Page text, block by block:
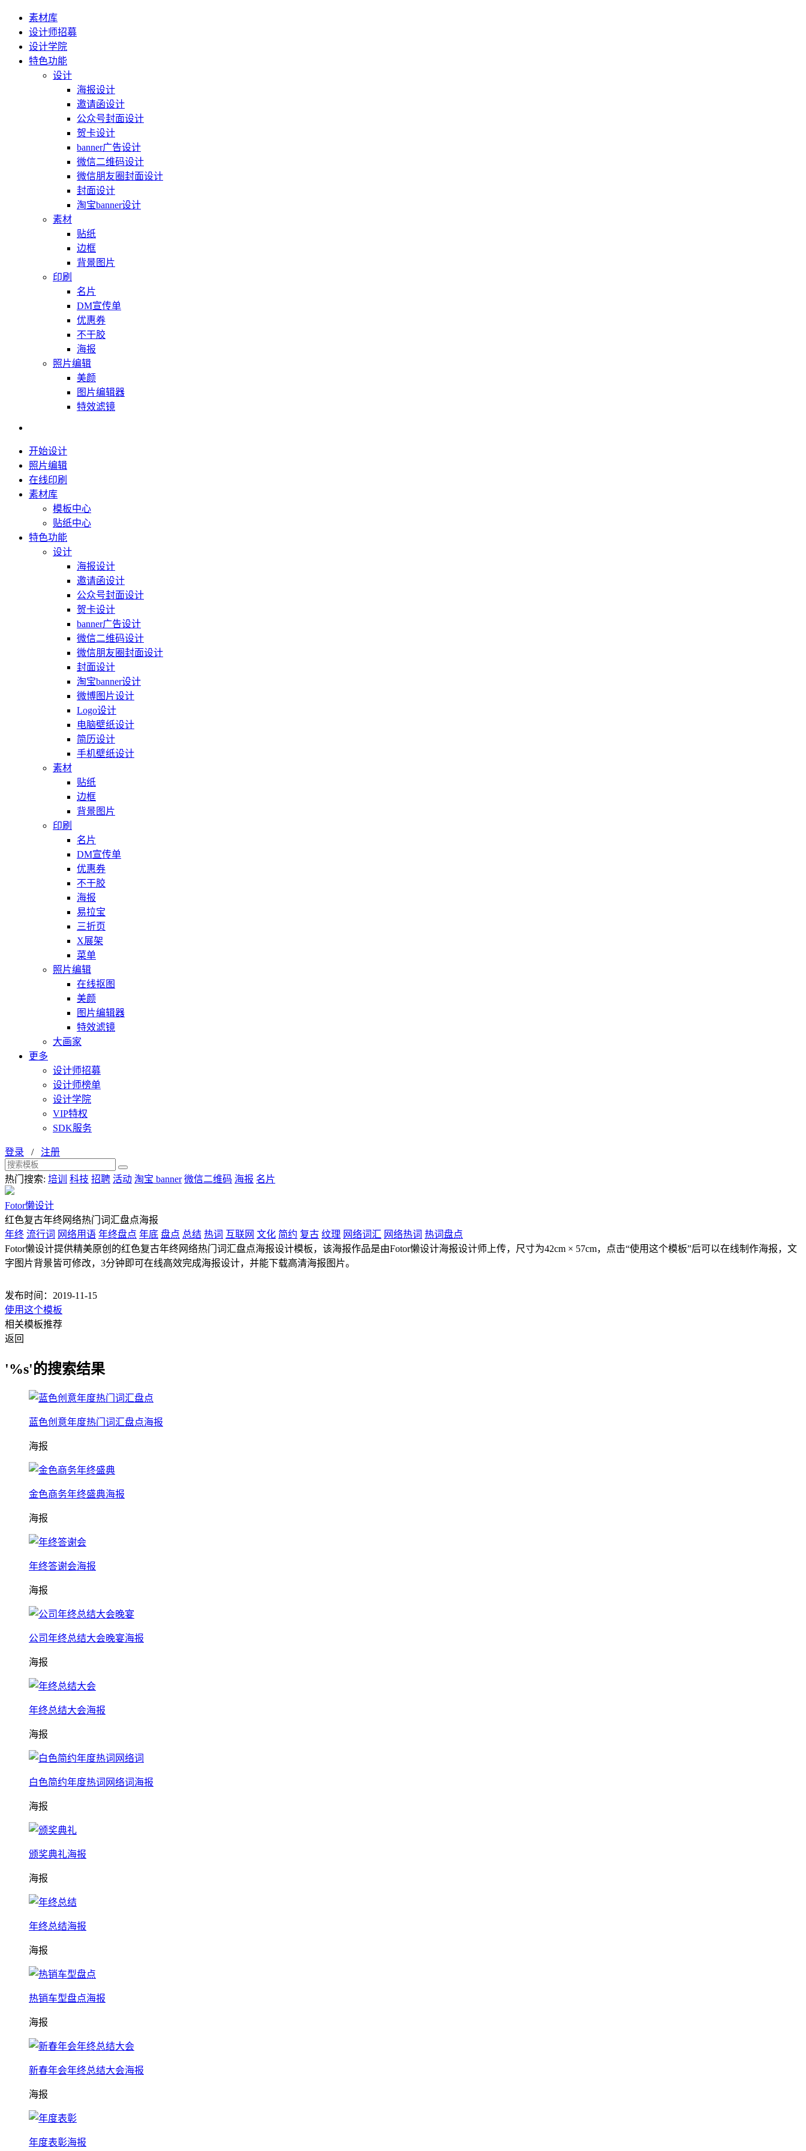
素材库
设计师招募
设计学院
特色功能
设计
海报设计
邀请函设计
公众号封面设计
贺卡设计
banner广告设计
微信二维码设计
微信朋友圈封面设计
封面设计
淘宝banner设计
素材
贴纸
边框
背景图片
印刷
名片
DM宣传单
优惠券
不干胶
海报
照片编辑
美颜
图片编辑器
特效滤镜
开始设计
照片编辑
在线印刷
素材库
模板中心
贴纸中心
特色功能
设计
海报设计
邀请函设计
公众号封面设计
贺卡设计
banner广告设计
微信二维码设计
微信朋友圈封面设计
封面设计
淘宝banner设计
微博图片设计
Logo设计
电脑壁纸设计
简历设计
手机壁纸设计
素材
贴纸
边框
背景图片
印刷
名片
DM宣传单
优惠券
不干胶
海报
易拉宝
三折页
X展架
菜单
照片编辑
在线抠图
美颜
图片编辑器
特效滤镜
大画家
更多
设计师招募
设计师榜单
设计学院
VIP特权
SDK服务
登录 / 注册
热门搜索: 培训 科技 招聘 活动 淘宝 banner 微信二维码 海报 名片
Fotor懒设计
红色复古年终网络热门词汇盘点海报
年终 流行词 网络用语 年终盘点 年底 盘点 总结 热词 互联网 文化 简约 复古 纹理 网络词汇 网络热词 热词盘点
Fotor懒设计提供精美原创的红色复古年终网络热门词汇盘点海报设计模板，该海报作品是由Fotor懒设计海报设计师上传，尺寸为42cm × 57cm，点击“使用这个模板”后可以在线制作海报，文
字图片背景皆可修改，3分钟即可在线高效完成海报设计，并能下载高清海报图片。
发布时间：2019-11-15
使用这个模板
相关模板推荐
返回
'%s'的搜索结果
蓝色创意年度热门词汇盘点海报
海报
金色商务年终盛典海报
海报
年终答谢会海报
海报
公司年终总结大会晚宴海报
海报
年终总结大会海报
海报
白色简约年度热词网络词海报
海报
颁奖典礼海报
海报
年终总结海报
海报
热销车型盘点海报
海报
新春年会年终总结大会海报
海报
年度表彰海报